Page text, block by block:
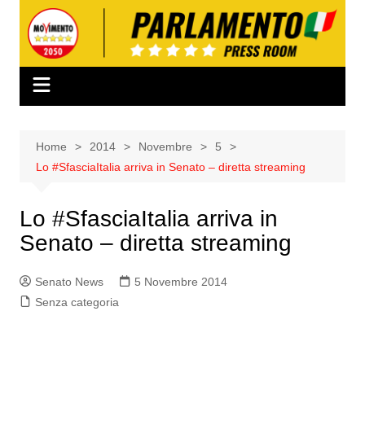
contenuto
Home 2014 Novembre
5
Lo #SfasciaItalia arriva in Senato – diretta streaming
Lo #SfasciaItalia arriva in
Senato – diretta streaming
Senato News
5 Novembre 2014
Senza categoria